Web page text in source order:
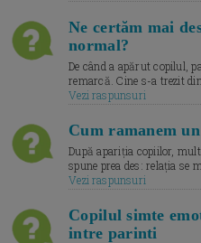
Ne certăm mai
normal?
De când a apărut copilul,
remarcă. Cine s-a trezit
Vezi raspunsuri
Cum ramanem
După apariția copiilor,
spune prea des: relația se
Vezi raspunsuri
Copilul simte
intre parinti